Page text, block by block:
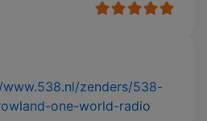
zenders/538-
one-world-radio